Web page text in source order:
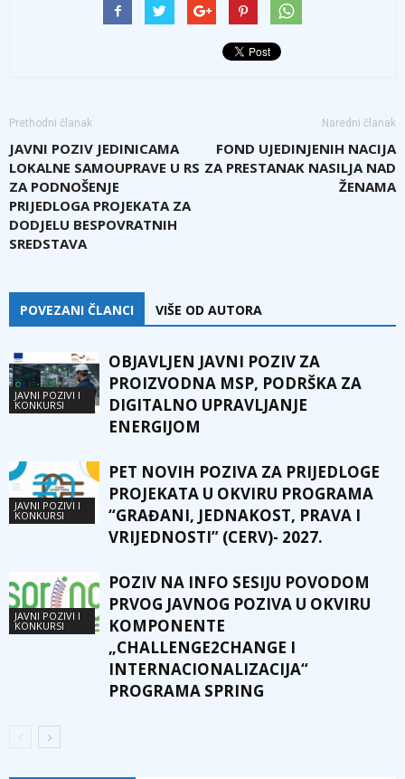
Prethodni članak
JAVNI POZIV JEDINICAMA
LOKALNE SAMOUPRAVE U RS
ZA PODNOŠENJE
PRIJEDLOGA PROJEKATA ZA
DODJELU BESPOVRATNIH
SREDSTAVA
Naredni članak
FOND UJEDINJENIH NACIJA
ZA PRESTANAK NASILJA NAD
ŽENAMA
POVEZANI ČLANCI VIŠE OD AUTORA
JAVNI POZIVI I
KONKURSI
OBJAVLJEN JAVNI POZIV ZA
PROIZVODNA MSP, PODRŠKA ZA
DIGITALNO UPRAVLJANJE
ENERGIJOM
JAVNI POZIVI I
KONKURSI
PET NOVIH POZIVA ZA PRIJEDLOGE
PROJEKATA U OKVIRU PROGRAMA
“GRAĐANI, JEDNAKOST, PRAVA I
VRIJEDNOSTI” (CERV)- 2027.
JAVNI POZIVI I
KONKURSI
POZIV NA INFO SESIJU POVODOM
PRVOG JAVNOG POZIVA U OKVIRU
KOMPONENTE
„CHALLENGE2CHANGE I
INTERNACIONALIZACIJA“
PROGRAMA SPRING